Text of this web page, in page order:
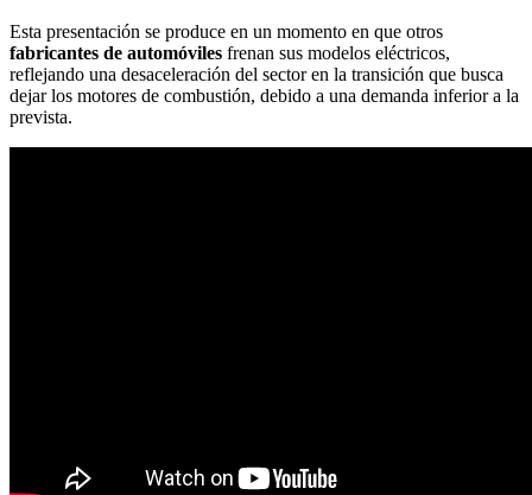
Esta presentación se produce en un momento en que otros
fabricantes de automóviles frenan sus modelos eléctricos,
reflejando una desaceleración del sector en la transición que busca
dejar los motores de combustión, debido a una demanda inferior a la
prevista.